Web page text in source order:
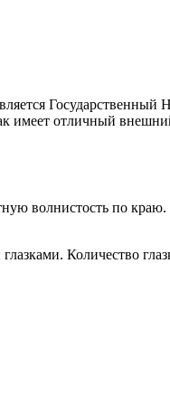
Государственный
имеет отличный
волнистость по
Количество